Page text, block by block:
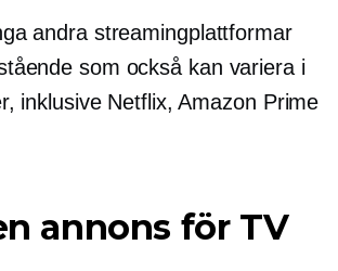
andra streamingplattformar
som också kan variera i
inklusive Netflix, Amazon Prime
annons för TV